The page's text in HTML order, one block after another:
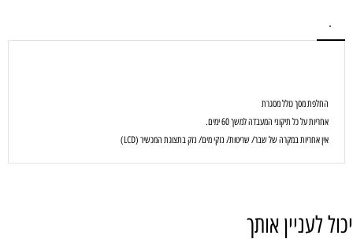
.
החלפת מסך כולל מסגרת
אחריות על כל תיקוני המעבדה למשך 60 ימים.
אין אחריות במקרה של שבר/ שריטות/ נזקי מים/ נזק בתצוגת המכשיר (LCD)
יכול לעניין אותך